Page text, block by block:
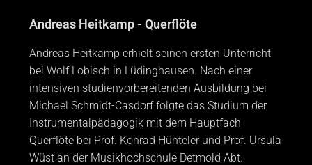
Andreas Heitkamp - Querflöte
Andreas Heitkamp erhielt seinen ersten Unterricht
bei Wolf Lobisch in Lüdinghausen. Nach einer
intensiven studienvorbereitenden Ausbildung bei
Michael Schmidt-Casdorf folgte das Studium der
Instrumentalpädagogik mit dem Hauptfach
Querflöte bei Prof. Konrad Hünteler und Prof. Ursula
Wüst an der Musikhochschule Detmold Abt.